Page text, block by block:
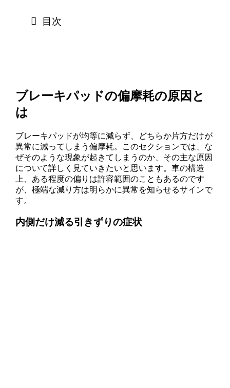
目次
ブレーキパッドの偏摩耗の原因と
は
ブレーキパッドが均等に減らず、どちらか片方だけが
異常に減ってしまう偏摩耗。このセクションでは、な
ぜそのような現象が起きてしまうのか、その主な原因
について詳しく見ていきたいと思います。車の構造
上、ある程度の偏りは許容範囲のこともあるのです
が、極端な減り方は明らかに異常を知らせるサインで
す。
内側だけ減る引きずりの症状